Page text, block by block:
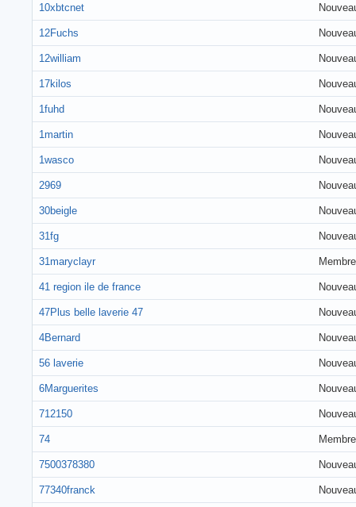
10xbtcnet
12Fuchs
12william
17kilos
1fuhd
1martin
1wasco
2969
30beigle
31fg
31maryclayr Membre
41 region ile de france
47Plus belle laverie 47
4Bernard
56 laverie
6Marguerites
712150
74 Membre
7500378380
77340franck